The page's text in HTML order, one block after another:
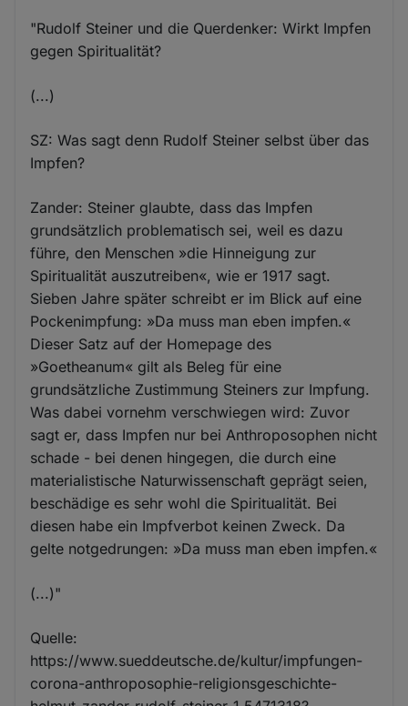
"Rudolf Steiner und die Querdenker: Wirkt Impfen
gegen Spiritualität?
(...)
SZ: Was sagt denn Rudolf Steiner selbst über das
Impfen?
Zander: Steiner glaubte, dass das Impfen
grundsätzlich problematisch sei, weil es dazu
führe, den Menschen »die Hinneigung zur
Spiritualität auszutreiben«, wie er 1917 sagt.
Sieben Jahre später schreibt er im Blick auf eine
Pockenimpfung: »Da muss man eben impfen.«
Dieser Satz auf der Homepage des
»Goetheanum« gilt als Beleg für eine
grundsätzliche Zustimmung Steiners zur Impfung.
Was dabei vornehm verschwiegen wird: Zuvor
sagt er, dass Impfen nur bei Anthroposophen nicht
schade - bei denen hingegen, die durch eine
materialistische Naturwissenschaft geprägt seien,
beschädige es sehr wohl die Spiritualität. Bei
diesen habe ein Impfverbot keinen Zweck. Da
gelte notgedrungen: »Da muss man eben impfen.«
(...)"
Quelle:
https://www.sueddeutsche.de/kultur/impfungen-
corona-anthroposophie-religionsgeschichte-